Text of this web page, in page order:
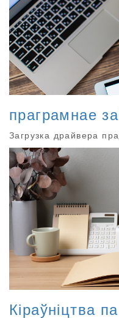
праграмнае
Загрузка драйвера
Кіраўніцтва